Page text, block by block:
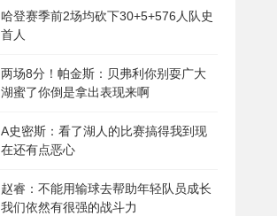
哈登赛季前2场均砍下30+5+576人队史
首人
两场8分！帕金斯：贝弗利你别耍广大
湖蜜了你倒是拿出表现来啊
A史密斯：看了湖人的比赛搞得我到现
在还有点恶心
赵睿：不能用输球去帮助年轻队员成长
我们依然有很强的战斗力